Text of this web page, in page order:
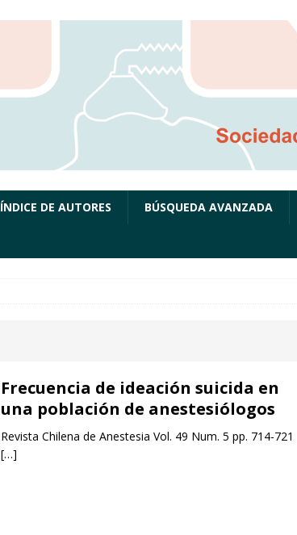
ÍNDICE DE AUTORES BÚSQUEDA AVANZADA
Frecuencia de ideación suicida en
una población de anestesiólogos
Revista Chilena de Anestesia Vol. 49 Num. 5 pp. 714-721
[…]